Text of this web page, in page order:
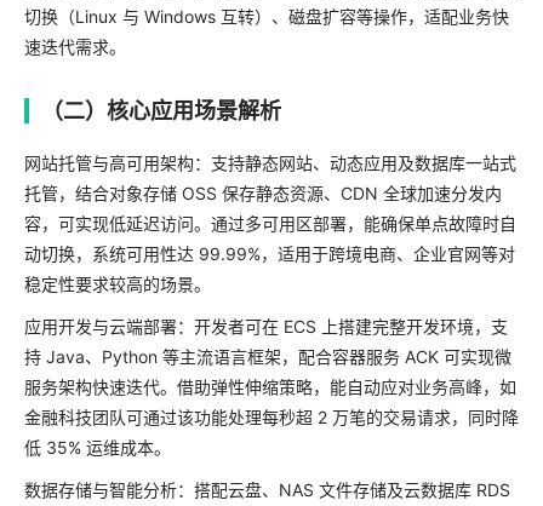
切换（Linux 与 Windows 互转）、磁盘扩容等操作，适配业务快
速迭代需求。
（二）核心应用场景解析
网站托管与高可用架构：支持静态网站、动态应用及数据库一站式
托管，结合对象存储 OSS 保存静态资源、CDN 全球加速分发内
容，可实现低延迟访问。通过多可用区部署，能确保单点故障时自
动切换，系统可用性达 99.99%，适用于跨境电商、企业官网等对
稳定性要求较高的场景。
应用开发与云端部署：开发者可在 ECS 上搭建完整开发环境，支
持 Java、Python 等主流语言框架，配合容器服务 ACK 可实现微
服务架构快速迭代。借助弹性伸缩策略，能自动应对业务高峰，如
金融科技团队可通过该功能处理每秒超 2 万笔的交易请求，同时降
低 35% 运维成本。
数据存储与智能分析：搭配云盘、NAS 文件存储及云数据库 RDS